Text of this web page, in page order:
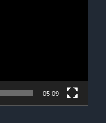
05:09